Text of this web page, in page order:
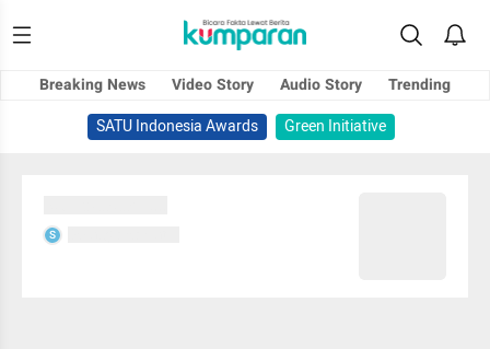
Breaking News Video Story Audio Story
Trending
SATU Indonesia Awards
Green Initiative
S